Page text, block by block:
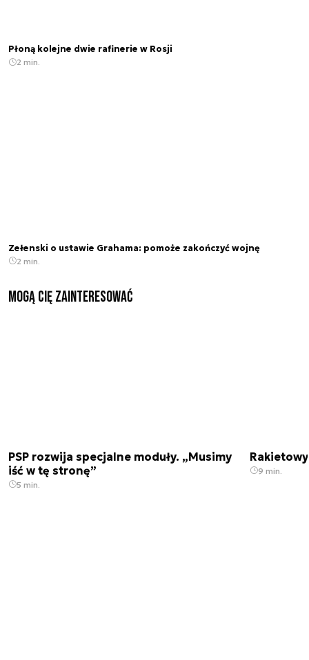
Płoną kolejne dwie rafinerie w Rosji
2 min.
Zełenski o ustawie Grahama: pomoże zakończyć wojnę
2 min.
Mogą Cię zainteresować
PSP rozwija specjalne moduły. „Musimy
iść w tę stronę”
5 min.
9 min.